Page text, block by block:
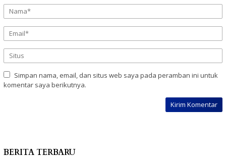
Simpan nama, email, dan situs web saya pada peramban ini untuk
komentar saya berikutnya.
BERITA TERBARU